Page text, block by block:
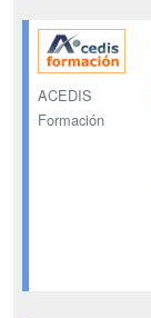
ACEDIS
Formación